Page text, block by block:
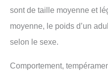
sont de taille moyenne et
moyenne, le poids d’un
selon le sexe.
Comportement,